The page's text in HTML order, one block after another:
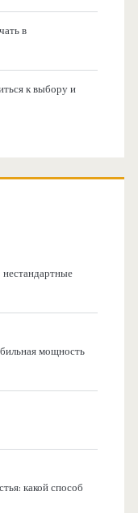
в
к выбору и
мощность
какой способ